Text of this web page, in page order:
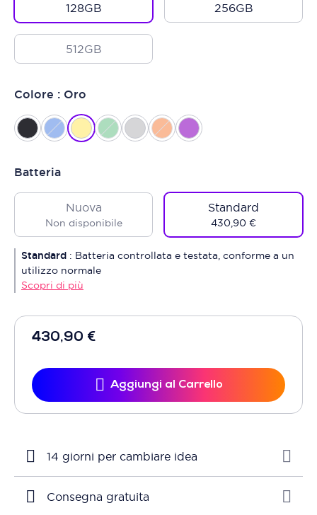
430,90 €
Aggiungi al Carrello
128GB 256GB
512GB
Colore : Oro
Batteria
Nuova
Non disponibile
Standard
430,90 €
Standard : Batteria controllata e testata, conforme a un
utilizzo normale
Scopri di più
14 giorni per cambiare idea
Consegna gratuita